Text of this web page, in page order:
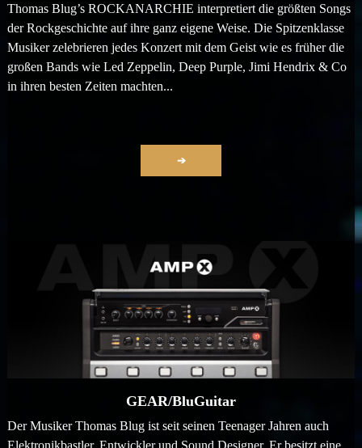
Thomas Blug’s ROCKANARCHIE interpretiert die größten Songs
der Rockgeschichte auf ihre ganz eigene Weise. Die Spitzenklasse
Musiker zelebrieren jedes Konzert mit dem Geist wie es früher die
großen Bands wie Led Zeppelin, Deep Purple, Jimi Hendrix & Co
in ihren besten Zeiten machten...
➔
GEAR/BluGuitar
Der Musiker Thomas Blug ist seit seinen Teenager Jahren auch
Elektronikbastler, Entwickler und Sound Designer. Er besitzt eine